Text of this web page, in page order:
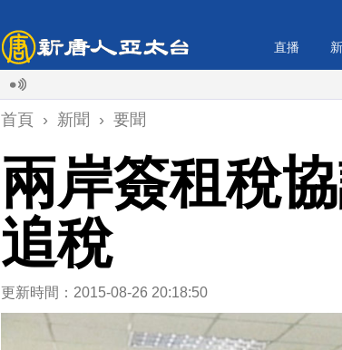
直播
首頁 › 新聞 › 要聞
兩岸簽租稅
追稅
更新時間：2015-08-26 20:18:50